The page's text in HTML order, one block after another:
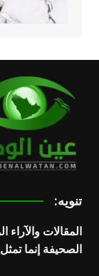
تنويه:
المقالات
الصحيفة إنما